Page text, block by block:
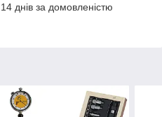
днів за домовленістю